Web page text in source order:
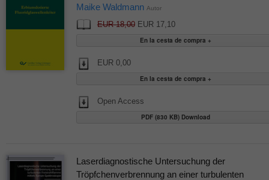
Maike Waldmann Autor
EUR 18,00EUR 17,10
EUR 0,00
Open Access
PDF (830 KB) Download
Laserdiagnostische Untersuchung der
Tröpfchenverbrennung an einer turbulenten